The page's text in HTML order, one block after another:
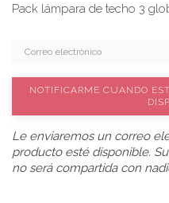
Pack lámpara de techo 3
NOTIFICARME CUANDO
Le enviaremos un correo
producto esté disponible.
no será compartida con